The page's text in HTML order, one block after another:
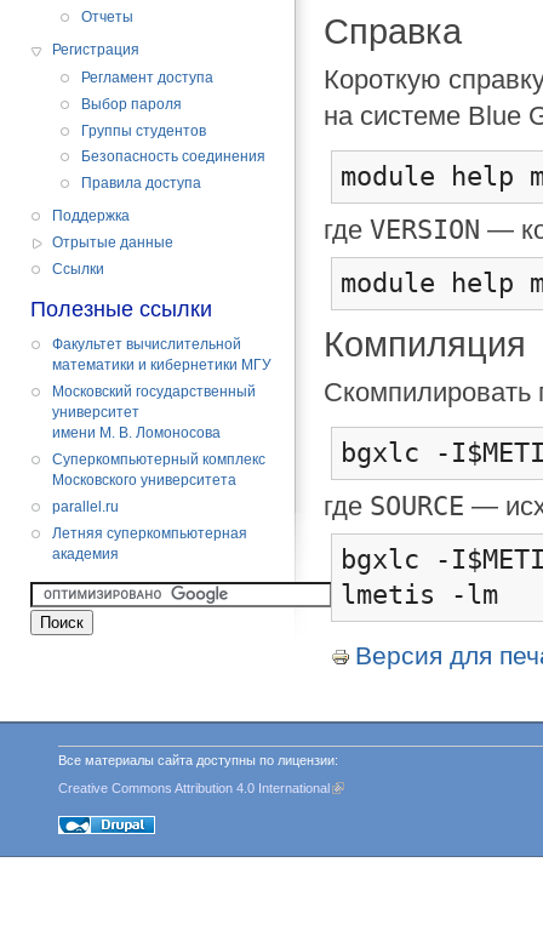
Отчеты
Регистрация
Регламент доступа
Выбор пароля
Группы студентов
Безопасность соединения
Правила доступа
Поддержка
Отрытые данные
Cсылки
Полезные ссылки
Факультет вычислительной
математики и кибернетики МГУ
Московский государственный
университет
имени М. В. Ломоносова
Суперкомпьютерный комплекс
Московского университета
parallel.ru
Летняя суперкомпьютерная
академия
Справка
Короткую
на системе Blue
module help
где VERSION —
module help
Компиляция
bgxlc -
где SOURCE —
bgxlc -
lmetis -lm
Версия для
Все материалы сайта доступны по лицензии:
Creative Commons Attribution 4.0 International